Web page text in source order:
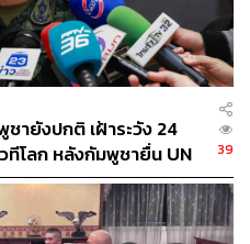
รสัมพันธ์การประชุม GBC
รื่องที่ยังไม่เคยตอบรับ ได้แก่
บปรามสแกมเมอร์ ซึ่งหน่วย
มกับฝ่ายกัมพูชา ให้ดำเนิน
ระชุม GBC ครั้งต่อไปจะ
ายไทยเป็นเจ้าภาพ
า ไม่อาจย้ายหนีจากกันได้
องแก้ไขปัญหาโดยสันติวิธี
ายังปกติ เฝ้าระวัง 24
ทีโลก หลังกัมพูชายื่น UN
39